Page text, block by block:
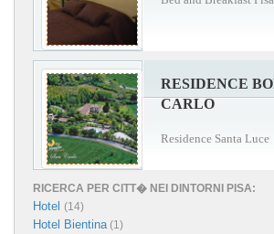
RESIDENCE
CARLO
Residence Santa Luce
RICERCA PER CITT� NEI DINTORNI PISA:
Hotel (14)
Hotel Bientina(1)